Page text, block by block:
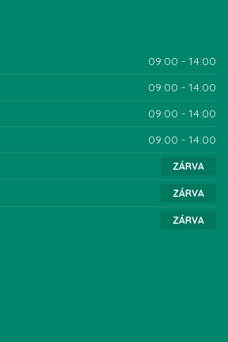
09:00 - 14:00
09:00 - 14:00
09:00 - 14:00
09:00 - 14:00
ZÁRVA
ZÁRVA
ZÁRVA